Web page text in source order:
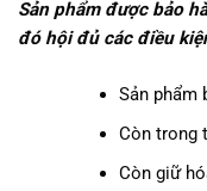
Sản phẩm được bảo
đó hội đủ các điều
Sản phẩm
Còn trong
Còn giữ